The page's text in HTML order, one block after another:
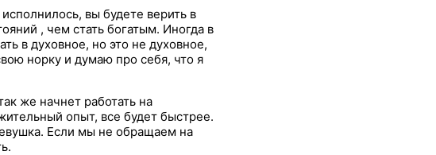
вы будете верить в
, чем стать богатым. Иногда в
в духовное, но это не духовное,
норку и думаю про себя, что я
же начнет работать на
опыт, все будет быстрее.
Если мы не обращаем на